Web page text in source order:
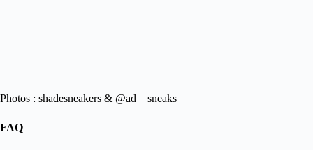
Photos : shadesneakers & @ad__sneaks
FAQ